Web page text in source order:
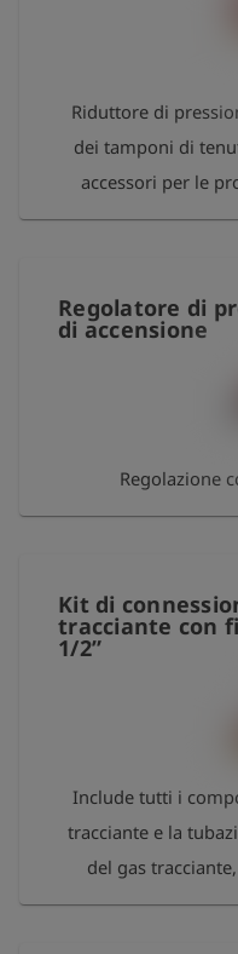
Riduttore di
dei tamponi di
accessori per le
norma EN 1610. -
della pressione -
Regolatore di
di accensione
Regolazione
Kit di
tracciante con
1/2”
Include tutti i
tracciante e la
del gas
W21.8x1/14LH -